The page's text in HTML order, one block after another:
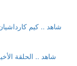
شاهد .. كيم